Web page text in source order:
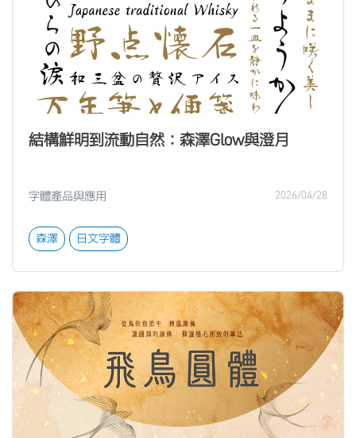
結構鮮明到流動自然：森澤Glow與澄月
字體產品與應用 2026/04/28
森澤 日文字體